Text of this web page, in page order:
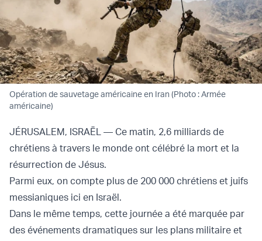
Opération de sauvetage américaine en Iran (Photo : Armée
américaine)
JÉRUSALEM, ISRAËL — Ce matin, 2,6 milliards de
chrétiens à travers le monde ont célébré la mort et la
résurrection de Jésus.
Parmi eux, on compte plus de 200 000 chrétiens et juifs
messianiques ici en Israël.
Dans le même temps, cette journée a été marquée par
des événements dramatiques sur les plans militaire et